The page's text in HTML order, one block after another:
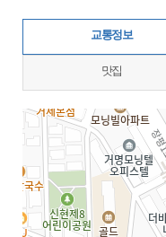
교통정보
맛집
지도삽입 (가로100%)